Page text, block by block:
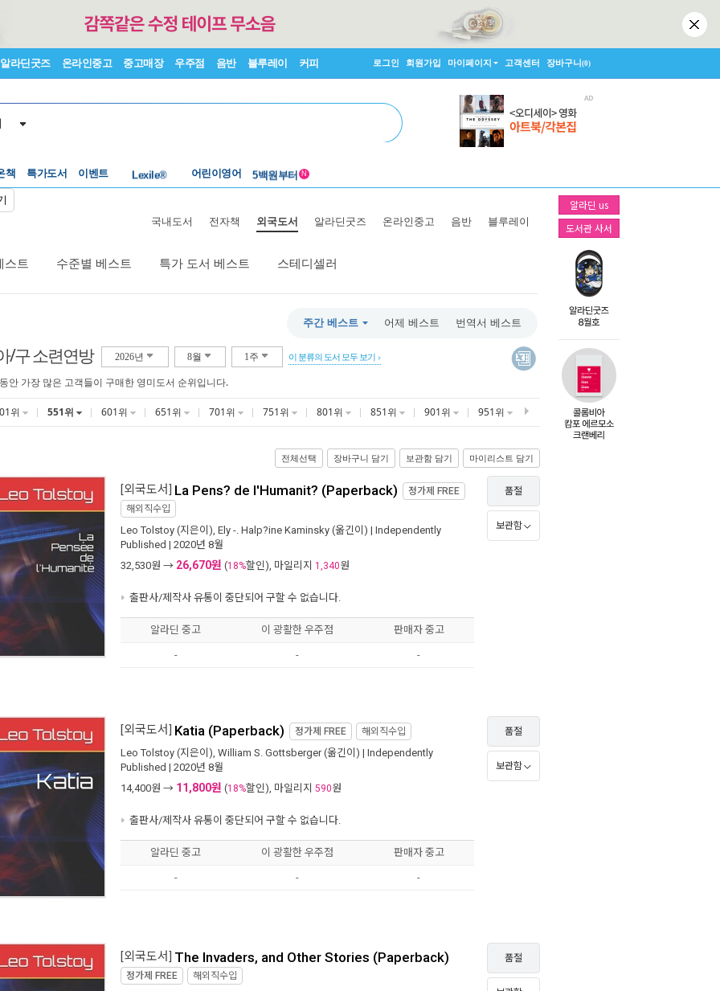
알라딘굿즈 온라인중고 중고매장 우주점 음반 블루레이 커피 로그인 회원가입 마이페이지 고객센터 장바구니(0)
책 특가도서 이벤트
Lexile®
어린이영어
5백원부터 N
알라딘 us
도서관 사서
국내도서 전자책 외국도서 알라딘굿즈 온라인중고 음반 블루레이
스트 수준별 베스트 특가 도서 베스트 스테디셀러
주간 베스트 어제 베스트 번역서 베스트
/구 소련연방 2026년 8월 1주 이 분류의 도서 모두 보기
안 가장 많은 고객들이 구매한 영미도서 순위입니다.
위 551위 601위 651위 701위 751위 801위 851위 901위 951위
전체선택 장바구니 담기 보관함 담기 마이리스트 담기
[외국도서] La Pens? de l'Humanit? (Paperback) 정가제 FREE
해외직수입
Leo Tolstoy (지은이), Ely -. Halp?ine Kaminsky (옮긴이) | Independently
Published | 2020년 8월
32,530원 → 26,670원 (18%할인), 마일리지 1,340원
출판사/제작사 유통이 중단되어 구할 수 없습니다.
품절
보관함
알라딘 중고 이 광활한 우주점 판매자 중고
- - -
[외국도서] Katia (Paperback) 정가제 FREE 해외직수입
Leo Tolstoy (지은이), William S. Gottsberger(옮긴이) | Independently
Published | 2020년 8월
14,400원 → 11,800원 (18%할인), 마일리지 590원
출판사/제작사 유통이 중단되어 구할 수 없습니다.
품절
보관함
알라딘 중고 이 광활한 우주점 판매자 중고
- - -
[외국도서] The Invaders, and Other Stories (Paperback)
정가제 FREE 해외직수입
품절